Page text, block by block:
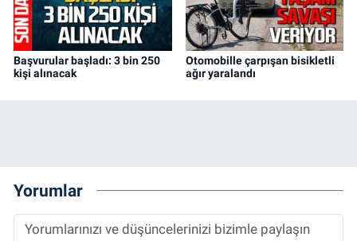
Başvurular başladı: 3 bin 250
kişi alınacak
Otomobille çarpışan bisikletli
ağır yaralandı
Yorumlar